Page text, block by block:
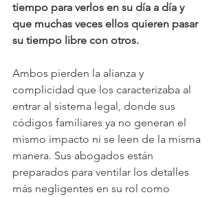
tiempo para verlos en su día a día y
que muchas veces ellos quieren pasar
su tiempo libre con otros.
Ambos pierden la alianza y
complicidad que los caracterizaba al
entrar al sistema legal, donde sus
códigos familiares ya no generan el
mismo impacto ni se leen de la misma
manera. Sus abogados están
preparados para ventilar los detalles
más negligentes en su rol como